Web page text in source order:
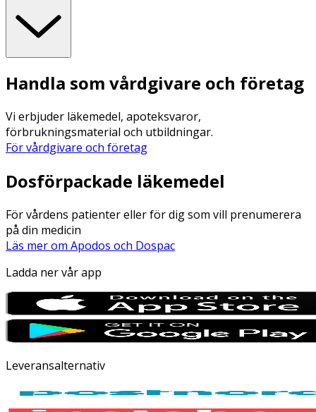
Handla som vårdgivare och företag
Vi erbjuder läkemedel, apoteksvaror,
förbrukningsmaterial och utbildningar.
För vårdgivare och företag
Dosförpackade läkemedel
För vårdens patienter eller för dig som vill prenumerera
på din medicin
Läs mer om Apodos och Dospac
Ladda ner vår app
Leveransalternativ